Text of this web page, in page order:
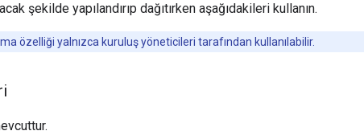
şekilde yapılandırıp dağıtırken aşağıdakileri kullanın.
özelliği yalnızca kuruluş yöneticileri tarafından kullanılabilir.